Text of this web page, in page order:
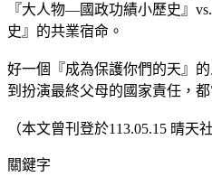
『大人物—國政功績小歷史』
史』的共業宿命。
好一個『成為保護你們的天』
到扮演最終父母的國家責任，
（本文曾刊登於113.05.15 晴天
關鍵字